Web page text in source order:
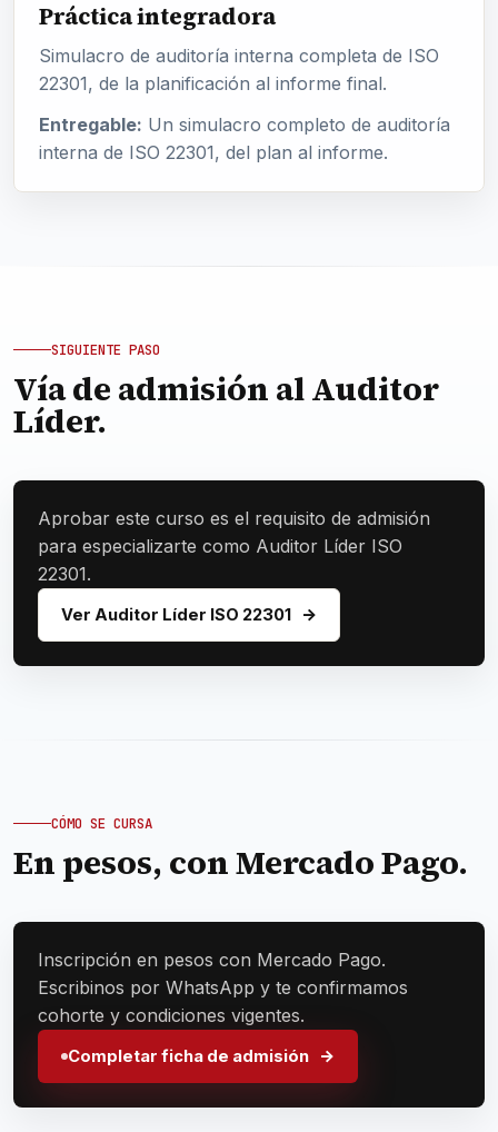
Práctica integradora
Simulacro de auditoría interna completa de ISO
22301, de la planificación al informe final.
Entregable: Un simulacro completo de auditoría
interna de ISO 22301, del plan al informe.
SIGUIENTE PASO
Vía de admisión al Auditor
Líder.
Aprobar este curso es el requisito de admisión
para especializarte como Auditor Líder ISO
22301.
Ver Auditor Líder ISO 22301
CÓMO SE CURSA
En pesos, con Mercado Pago.
Inscripción en pesos con Mercado Pago.
Escribinos por WhatsApp y te confirmamos
cohorte y condiciones vigentes.
Completar ficha de admisión